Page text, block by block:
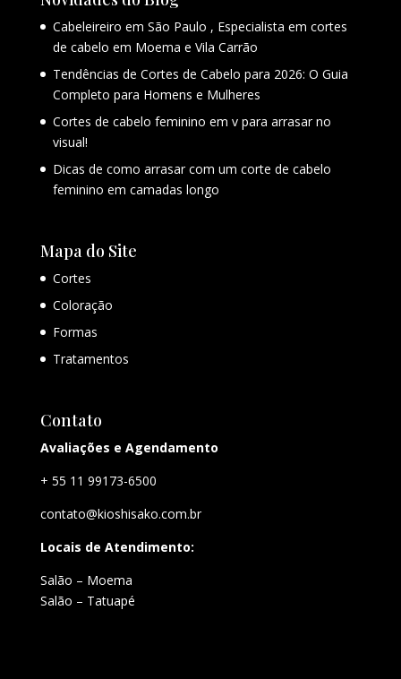
Cabeleireiro em São Paulo , Especialista em cortes
de cabelo em Moema e Vila Carrão
Tendências de Cortes de Cabelo para 2026: O Guia
Completo para Homens e Mulheres
Cortes de cabelo feminino em v para arrasar no
visual!
Dicas de como arrasar com um corte de cabelo
feminino em camadas longo
Mapa do Site
Cortes
Coloração
Formas
Tratamentos
Contato
Avaliações e Agendamento
+ 55 11 99173-6500
contato@kioshisako.com.br
Locais de Atendimento:
Salão – Moema
Salão – Tatuapé